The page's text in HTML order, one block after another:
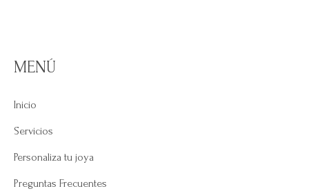
MENÚ
Inicio
Servicios
Personaliza tu joya
Preguntas Frecuentes